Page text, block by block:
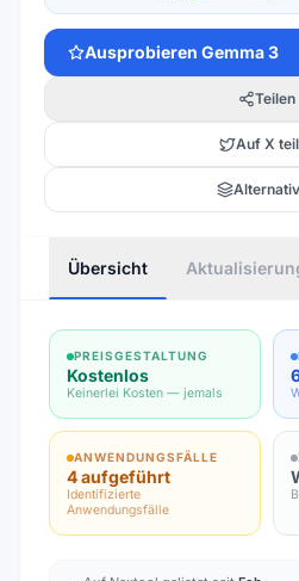
Ausprobieren Gemma 3
Teilen
Auf X
Übersicht
PREISGESTALTUNG
Kostenlos
Keinerlei Kosten — jemals
ANWENDUNGSFÄLLE
4 aufgeführt
Identifizierte
Anwendungsfälle